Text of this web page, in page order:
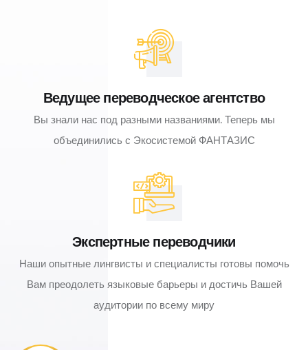
Ведущее переводческое агентство
Вы знали нас под разными названиями. Теперь мы
объединились с Экосистемой ФАНТАЗИС
Экспертные переводчики
Наши опытные лингвисты и специалисты готовы помочь
Вам преодолеть языковые барьеры и достичь Вашей
аудитории по всему миру